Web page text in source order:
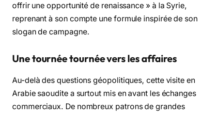
offrir une opportunité de renaissance » à la Syrie,
reprenant à son compte une formule inspirée de son
slogan de campagne.
Une tournée tournée vers les affaires
Au-delà des questions géopolitiques, cette visite en
Arabie saoudite a surtout mis en avant les échanges
commerciaux. De nombreux patrons de grandes